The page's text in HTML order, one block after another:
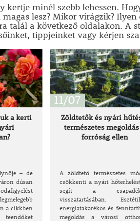
minél szebb lehessen.
lesz? Mikor virágzik?
talál a következő oldalakon. A
tippjeinket vagy kérjen
a kerti
– de
dúsan
a cikkben
teendőket
11/07
Zöldtetők és nyári
természetes
forróság ellen
A zöldtető természetes
csökkenti a nyári
segít a
visszatartásában.
energiatakarékos és
megoldás a városi